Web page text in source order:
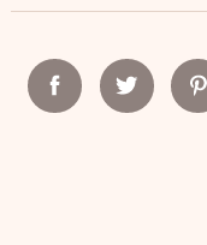
FacebookTwitter